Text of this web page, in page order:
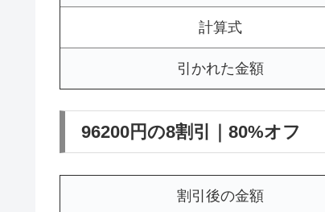
計算式
引かれた金額
96200円の8割引｜80%オフ
割引後の金額